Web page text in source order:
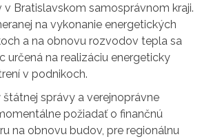
Bratislavskom samosprávnom kraji.
na vykonanie energetických
a na obnovu rozvodov tepla sa
určená na realizáciu energeticky
v podnikoch.
správy a verejnoprávne
požiadať o finančnú
na obnovu budov, pre regionálnu